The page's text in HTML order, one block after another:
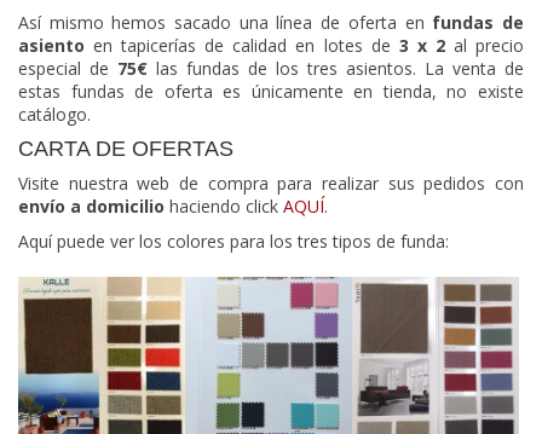
Así mismo hemos sacado una línea de oferta en fundas de
asiento en tapicerías de calidad en lotes de 3 x 2al precio
especial de 75€ las fundas de los tres asientos. La venta de
estas fundas de oferta es únicamente en tienda, no existe
catálogo.
CARTA DE OFERTAS
Visite nuestra web de compra para realizar sus pedidos con
envío a domicilio haciendo click AQUÍ.
Aquí puede ver los colores para los tres tipos de funda: